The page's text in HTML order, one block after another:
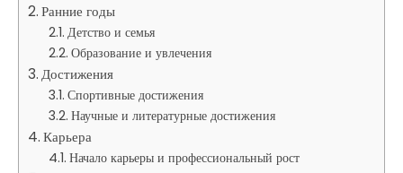
Ранние годы
Детство и семья
Образование и увлечения
Достижения
Спортивные достижения
Научные и литературные достижения
Карьера
Начало карьеры и профессиональный рост